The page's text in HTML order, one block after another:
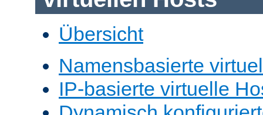
Übersicht
Namensbasierte
IP-basierte virtuelle